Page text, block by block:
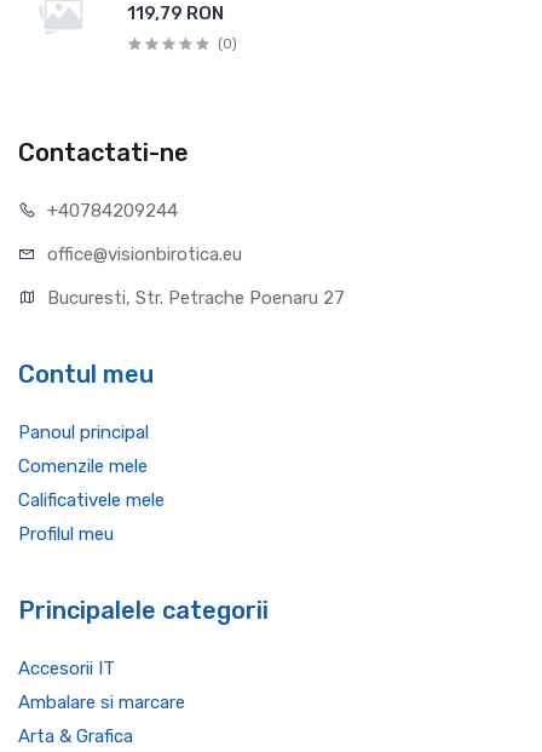
119,79 RON
(0)
Contactati-ne
+40784209244
office@visionbirotica.eu
Bucuresti, Str. Petrache Poenaru 27
Contul meu
Panoul principal
Comenzile mele
Calificativele mele
Profilul meu
Principalele categorii
Accesorii IT
Ambalare si marcare
Arta & Grafica